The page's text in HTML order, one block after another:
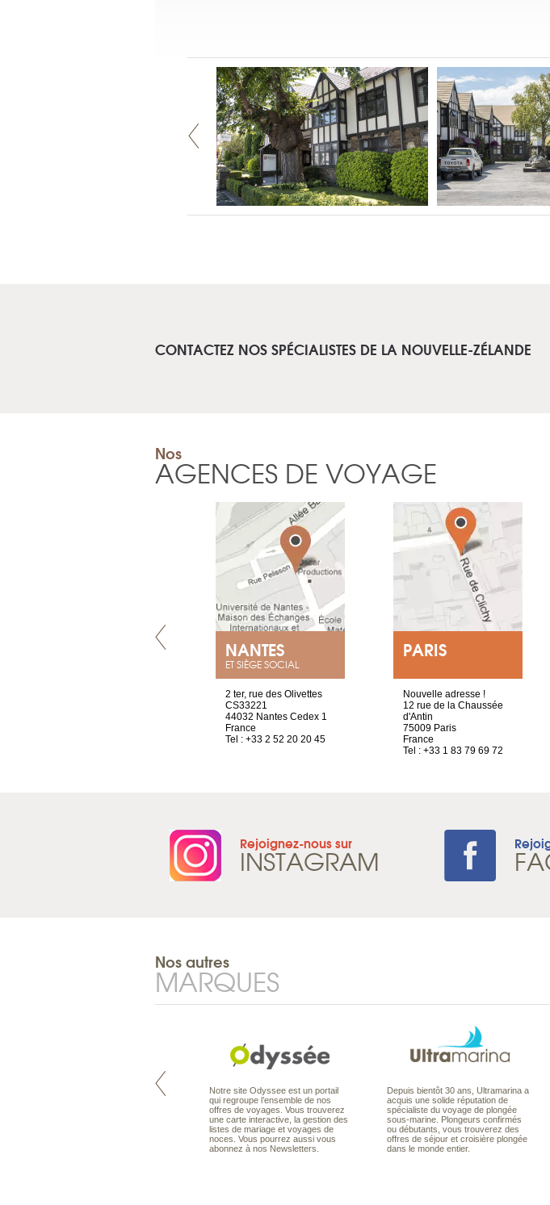
CONTACTEZ NOS SPÉCIALISTES DE LA NOUVELLE-ZÉLANDE
Nos
AGENCES DE VOYAGE
NANTES
ET SIÈGE SOCIAL
2 ter, rue des Olivettes
CS33221
44032 Nantes Cedex 1
France
Tel : +33 2 52 20 20 45
PARIS
Nouvelle adresse !
12 rue de la Chaussée
d'Antin
75009 Paris
France
Tel : +33 1 83 79 69 72
Rejoignez-nous sur
INSTAGRAM
Nos autres
MARQUES
Pacifique à la carte est le spécialiste
Notre site Odyssee est un portail
qui regroupe l’ensemble de nos
offres de voyages. Vous trouverez
une carte interactive, la gestion des
listes de mariage et voyages de
noces. Vous pourrez aussi vous
abonnez à nos Newsletters.
Depuis bientôt 30 ans, Ultramarina a
acquis une solide réputation de
spécialiste du voyage de plongée
sous-marine. Plongeurs confirmés
ou débutants, vous trouverez des
offres de séjour et croisière plongée
dans le monde entier.